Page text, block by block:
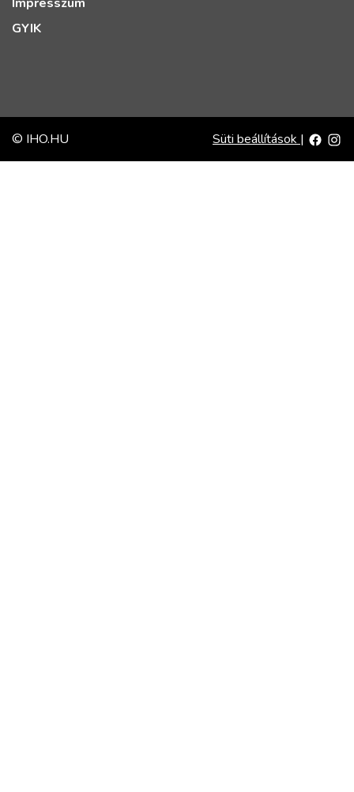
GYIK
© IHO.HU Süti beállítások |